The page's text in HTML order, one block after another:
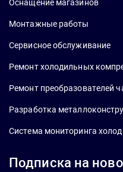
Оснащение магазинов
Монтажные работы
Сервисное обслуживание
Ремонт холодильных
Ремонт преобразователей
Разработка
Система мониторинга
Подписка на